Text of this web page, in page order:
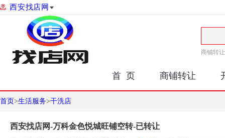
西安找店网
商铺转让
首 页 商铺转让
首页>生活服务>干洗店
西安找店网-万科金色悦城旺铺空转-已转让